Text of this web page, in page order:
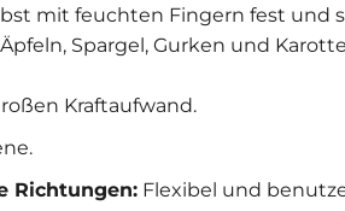
mit feuchten Fingern fest und
Spargel, Gurken und
Kraftaufwand.
Richtungen: Flexibel und